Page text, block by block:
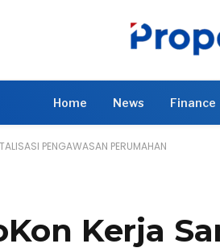
Home News Finance
PENGAWASAN PERUMAHAN
Kerja